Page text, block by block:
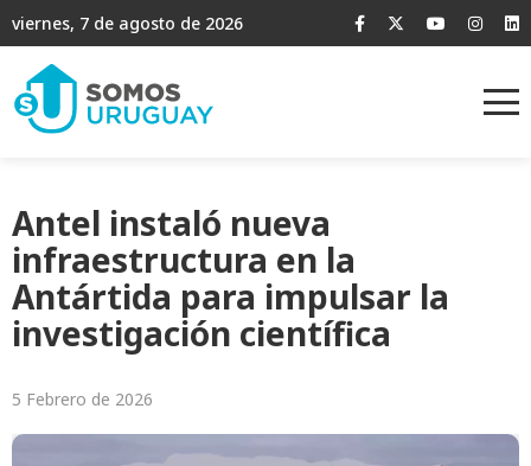
viernes, 7 de agosto de 2026
Antel instaló nueva
infraestructura en la
Antártida para impulsar la
investigación científica
5 Febrero de 2026